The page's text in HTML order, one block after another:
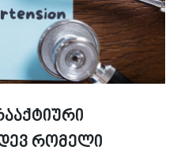
რომელი